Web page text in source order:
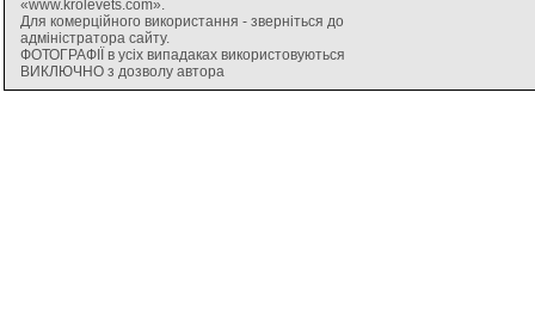
«www.krolevets.com».
Для комерційного використання - зверніться до
адміністратора сайту.
ФОТОГРАФІЇ в усіх випадаках використовуються
ВИКЛЮЧНО з дозволу автора